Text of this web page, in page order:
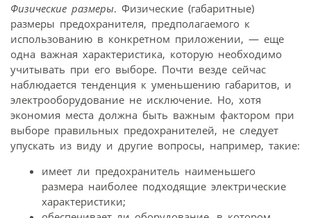
Физические размеры. Физические (габаритные)
размеры предохранителя, предполагаемого к
использованию в конкретном приложении, — еще
одна важная характеристика, которую необходимо
учитывать при его выборе. Почти везде сейчас
наблюдается тенденция к уменьшению габаритов, и
электрооборудование не исключение. Но, хотя
экономия места должна быть важным фактором при
выборе правильных предохранителей, не следует
упускать из виду и другие вопросы, например, такие:
имеет ли предохранитель наименьшего
размера наиболее подходящие электрические
характеристики;